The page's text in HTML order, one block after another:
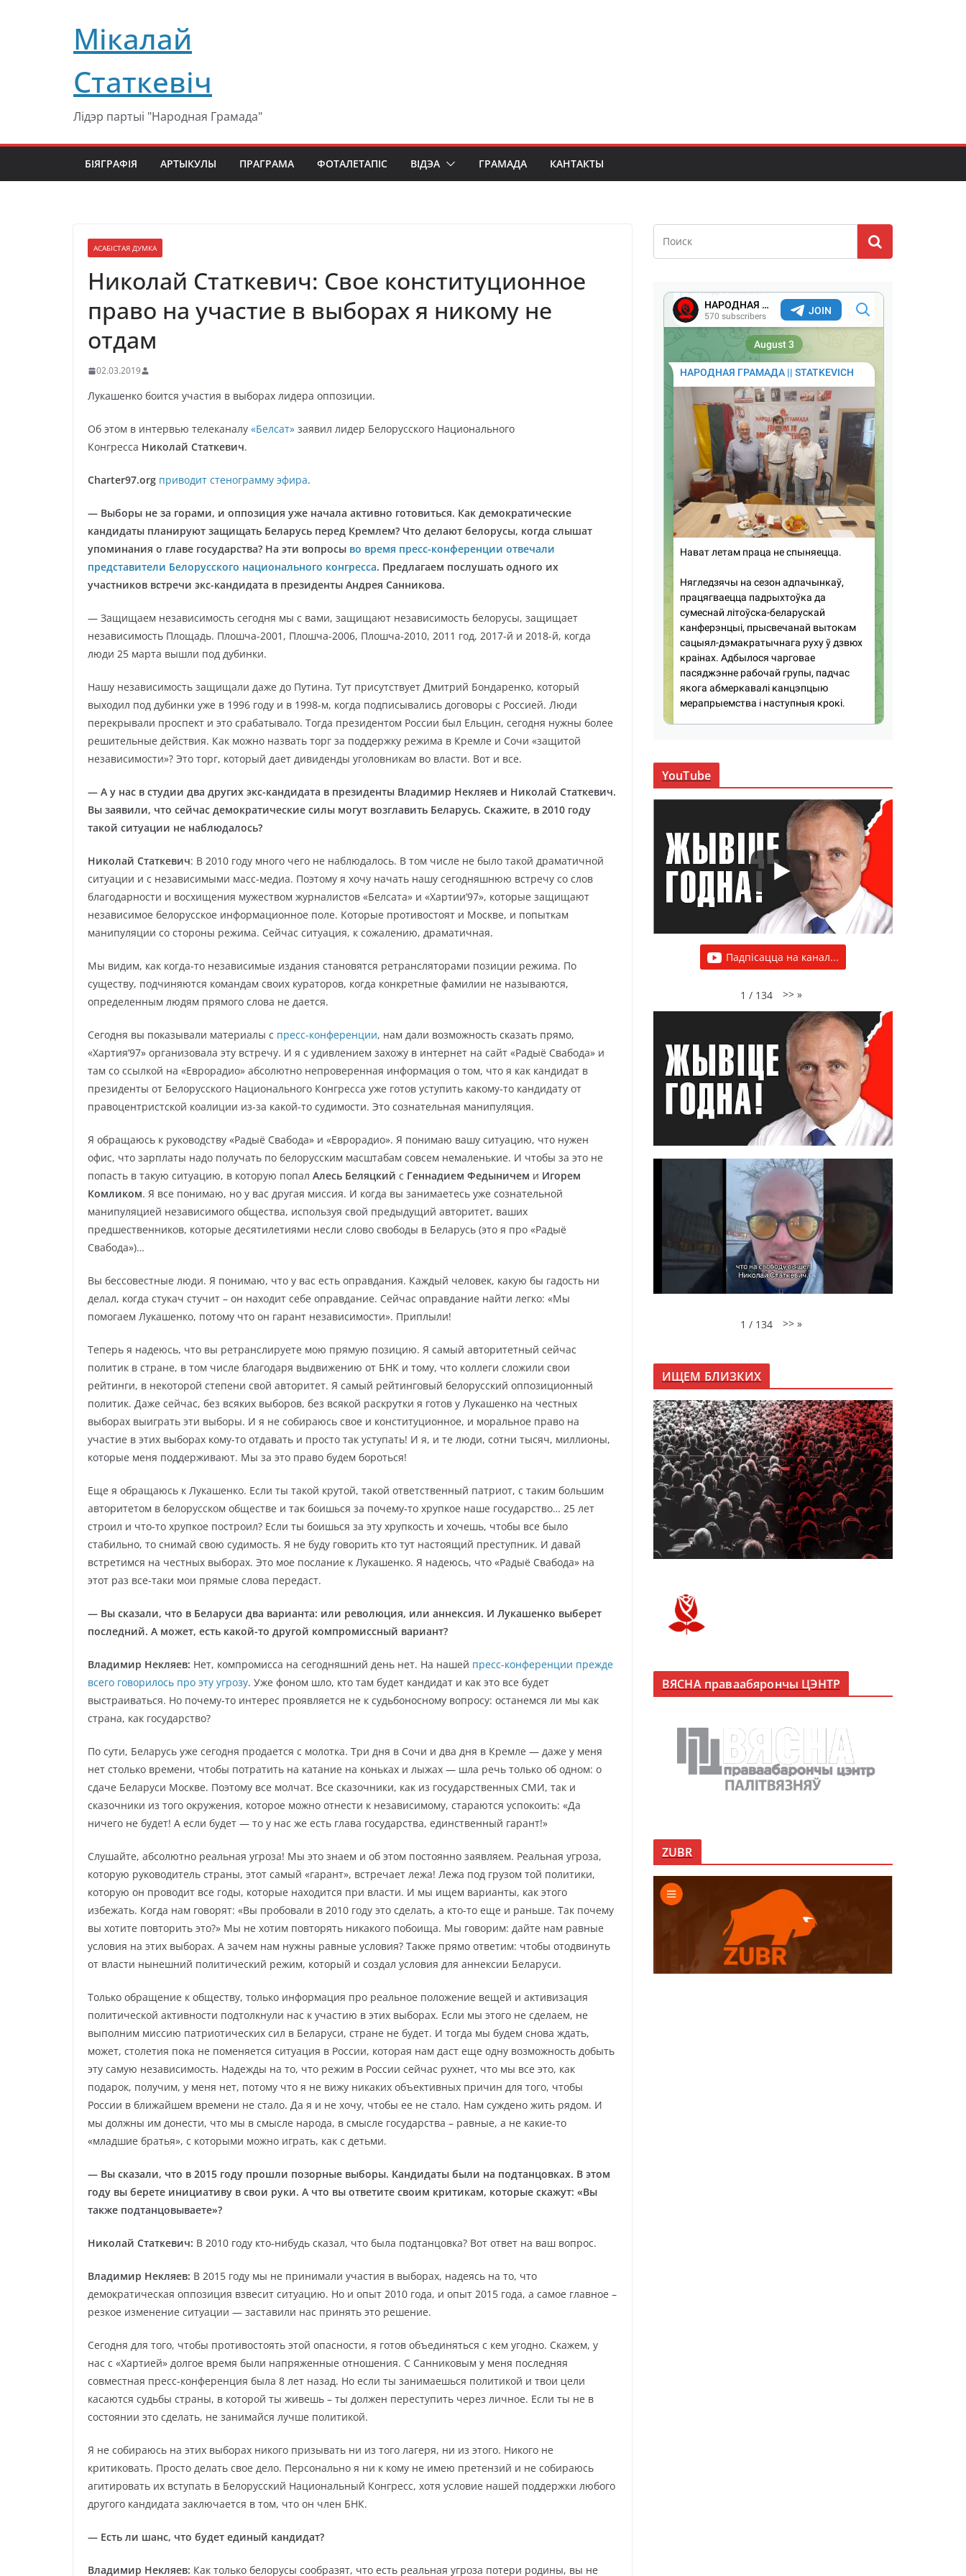
содержимомуМікалай
Статкевіч
Лідэр партыі "Народная Грамада"
БІЯГРАФІЯ АРТЫКУЛЫ ПРАГРАМА ФОТАЛЕТАПІС ВІДЭА ГРАМАДА КАНТАКТЫ
АСАБІСТАЯ ДУМКА
Николай Статкевич: Свое конституционное
право на участие в выборах я никому не
отдам
02.03.2019
Лукашенко боится участия в выборах лидера оппозиции.
Об этом в интервью телеканалу «Белсат» заявил лидер Белорусского Национального
Конгресса Николай Статкевич.
Charter97.org приводит стенограмму эфира.
— Выборы не за горами, и оппозиция уже начала активно готовиться. Как демократические
кандидаты планируют защищать Беларусь перед Кремлем? Что делают белорусы, когда слышат
упоминания о главе государства? На эти вопросы во время пресс-конференции отвечали
представители Белорусского национального конгресса. Предлагаем послушать одного их
участников встречи экс-кандидата в президенты Андрея Санникова.
— Защищаем независимость сегодня мы с вами, защищают независимость белорусы, защищает
независимость Площадь. Плошча-2001, Плошча-2006, Плошча-2010, 2011 год, 2017-й и 2018-й, когда
люди 25 марта вышли под дубинки.
Нашу независимость защищали даже до Путина. Тут присутствует Дмитрий Бондаренко, который
выходил под дубинки уже в 1996 году и в 1998-м, когда подписывались договоры с Россией. Люди
перекрывали проспект и это срабатывало. Тогда президентом России был Ельцин, сегодня нужны более
решительные действия. Как можно назвать торг за поддержку режима в Кремле и Сочи «защитой
независимости»? Это торг, который дает дивиденды уголовникам во власти. Вот и все.
— А у нас в студии два других экс-кандидата в президенты Владимир Некляев и Николай Статкевич.
Вы заявили, что сейчас демократические силы могут возглавить Беларусь. Скажите, в 2010 году
такой ситуации не наблюдалось?
Николай Статкевич: В 2010 году много чего не наблюдалось. В том числе не было такой драматичной
ситуации и с независимыми масс-медиа. Поэтому я хочу начать нашу сегодняшнюю встречу со слов
благодарности и восхищения мужеством журналистов «Белсата» и «Хартии’97», которые защищают
независимое белорусское информационное поле. Которые противостоят и Москве, и попыткам
манипуляции со стороны режима. Сейчас ситуация, к сожалению, драматичная.
Мы видим, как когда-то независимые издания становятся ретрансляторами позиции режима. По
существу, подчиняются командам своих кураторов, когда конкретные фамилии не называются,
определенным людям прямого слова не дается.
Сегодня вы показывали материалы с пресс-конференции, нам дали возможность сказать прямо,
«Хартия’97» организовала эту встречу. И я с удивлением захожу в интернет на сайт «Радыё Свабода» и
там со ссылкой на «Еврорадио» абсолютно непроверенная информация о том, что я как кандидат в
президенты от Белорусского Национального Конгресса уже готов уступить какому-то кандидату от
правоцентристской коалиции из-за какой-то судимости. Это сознательная манипуляция.
Я обращаюсь к руководству «Радыё Свабода» и «Еврорадио». Я понимаю вашу ситуацию, что нужен
офис, что зарплаты надо получать по белорусским масштабам совсем немаленькие. И чтобы за это не
попасть в такую ситуацию, в которую попал Алесь Беляцкий с Геннадием Федыничем и Игорем
Комликом. Я все понимаю, но у вас другая миссия. И когда вы занимаетесь уже сознательной
манипуляцией независимого общества, используя свой предыдущий авторитет, ваших
предшественников, которые десятилетиями несли слово свободы в Беларусь (это я про «Радыё
Свабода»)…
Вы бессовестные люди. Я понимаю, что у вас есть оправдания. Каждый человек, какую бы гадость ни
делал, когда стукач стучит – он находит себе оправдание. Сейчас оправдание найти легко: «Мы
помогаем Лукашенко, потому что он гарант независимости». Приплыли!
Теперь я надеюсь, что вы ретранслируете мою прямую позицию. Я самый авторитетный сейчас
политик в стране, в том числе благодаря выдвижению от БНК и тому, что коллеги сложили свои
рейтинги, в некоторой степени свой авторитет. Я самый рейтинговый белорусский оппозиционный
политик. Даже сейчас, без всяких выборов, без всякой раскрутки я готов у Лукашенко на честных
выборах выиграть эти выборы. И я не собираюсь свое и конституционное, и моральное право на
участие в этих выборах кому-то отдавать и просто так уступать! И я, и те люди, сотни тысяч, миллионы,
которые меня поддерживают. Мы за это право будем бороться!
Еще я обращаюсь к Лукашенко. Если ты такой крутой, такой ответственный патриот, с таким большим
авторитетом в белорусском обществе и так боишься за почему-то хрупкое наше государство… 25 лет
строил и что-то хрупкое построил? Если ты боишься за эту хрупкость и хочешь, чтобы все было
стабильно, то снимай свою судимость. Я не буду говорить кто тут настоящий преступник. И давай
встретимся на честных выборах. Это мое послание к Лукашенко. Я надеюсь, что «Радыё Свабода» на
этот раз все-таки мои прямые слова передаст.
— Вы сказали, что в Беларуси два варианта: или революция, или аннексия. И Лукашенко выберет
последний. А может, есть какой-то другой компромиссный вариант?
Владимир Некляев: Нет, компромисса на сегодняшний день нет. На нашей пресс-конференции прежде
всего говорилось про эту угрозу. Уже фоном шло, кто там будет кандидат и как это все будет
выстраиваться. Но почему-то интерес проявляется не к судьбоносному вопросу: останемся ли мы как
страна, как государство?
По сути, Беларусь уже сегодня продается с молотка. Три дня в Сочи и два дня в Кремле — даже у меня
нет столько времени, чтобы потратить на катание на коньках и лыжах — шла речь только об одном: о
сдаче Беларуси Москве. Поэтому все молчат. Все сказочники, как из государственных СМИ, так и
сказочники из того окружения, которое можно отнести к независимому, стараются успокоить: «Да
ничего не будет! А если будет — то у нас же есть глава государства, единственный гарант!»
Слушайте, абсолютно реальная угроза! Мы это знаем и об этом постоянно заявляем. Реальная угроза,
которую руководитель страны, этот самый «гарант», встречает лежа! Лежа под грузом той политики,
которую он проводит все годы, которые находится при власти. И мы ищем варианты, как этого
избежать. Когда нам говорят: «Вы пробовали в 2010 году это сделать, а кто-то еще и раньше. Так почему
вы хотите повторить это?» Мы не хотим повторять никакого побоища. Мы говорим: дайте нам равные
условия на этих выборах. А зачем нам нужны равные условия? Также прямо ответим: чтобы отодвинуть
от власти нынешний политический режим, который и создал условия для аннексии Беларуси.
Только обращение к обществу, только информация про реальное положение вещей и активизация
политической активности подтолкнули нас к участию в этих выборах. Если мы этого не сделаем, не
выполним миссию патриотических сил в Беларуси, стране не будет. И тогда мы будем снова ждать,
может, столетия пока не поменяется ситуация в России, которая нам даст еще одну возможность добыть
эту самую независимость. Надежды на то, что режим в России сейчас рухнет, что мы все это, как
подарок, получим, у меня нет, потому что я не вижу никаких объективных причин для того, чтобы
России в ближайшем времени не стало. Да я и не хочу, чтобы ее не стало. Нам суждено жить рядом. И
мы должны им донести, что мы в смысле народа, в смысле государства – равные, а не какие-то
«младшие братья», с которыми можно играть, как с детьми.
— Вы сказали, что в 2015 году прошли позорные выборы. Кандидаты были на подтанцовках. В этом
году вы берете инициативу в свои руки. А что вы ответите своим критикам, которые скажут: «Вы
также подтанцовываете»?
Николай Статкевич: В 2010 году кто-нибудь сказал, что была подтанцовка? Вот ответ на ваш вопрос.
Владимир Некляев: В 2015 году мы не принимали участия в выборах, надеясь на то, что
демократическая оппозиция взвесит ситуацию. Но и опыт 2010 года, и опыт 2015 года, а самое главное –
резкое изменение ситуации — заставили нас принять это решение.
Сегодня для того, чтобы противостоять этой опасности, я готов объединяться с кем угодно. Скажем, у
нас с «Хартией» долгое время были напряженные отношения. С Санниковым у меня последняя
совместная пресс-конференция была 8 лет назад. Но если ты занимаешься политикой и твои цели
касаются судьбы страны, в которой ты живешь – ты должен переступить через личное. Если ты не в
состоянии это сделать, не занимайся лучше политикой.
Я не собираюсь на этих выборах никого призывать ни из того лагеря, ни из этого. Никого не
критиковать. Просто делать свое дело. Персонально я ни к кому не имею претензий и не собираюсь
агитировать их вступать в Белорусский Национальный Конгресс, хотя условие нашей поддержки любого
другого кандидата заключается в том, что он член БНК.
— Есть ли шанс, что будет единый кандидат?
Владимир Некляев: Как только белорусы сообразят, что есть реальная угроза потери родины, вы не
YouTube
Падпісацца на канал...
1 / 134 >> »
1 / 134 >> »
ИЩЕМ БЛИЗКИХ
ВЯСНА праваабярончы ЦЭНТР
ZUBR